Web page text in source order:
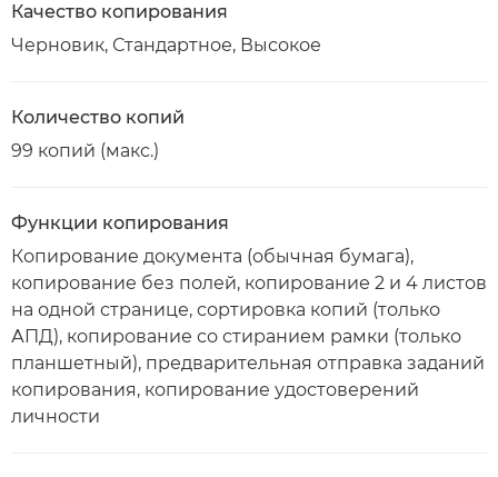
Качество копирования
Черновик, Стандартное, Высокое
Количество копий
99 копий (макс.)
Функции копирования
Копирование документа (обычная бумага),
копирование без полей, копирование 2 и 4 листов
на одной странице, сортировка копий (только
АПД), копирование со стиранием рамки (только
планшетный), предварительная отправка заданий
копирования, копирование удостоверений
личности